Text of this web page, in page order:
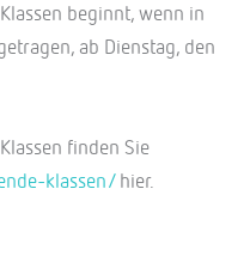
beginnt, wenn in
ab Dienstag, den
finden Sie
klassen/hier.